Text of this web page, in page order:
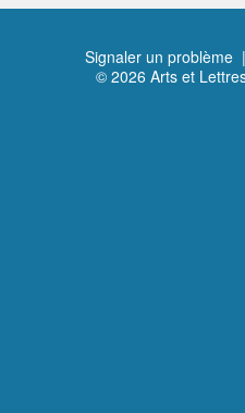
Signaler un problème |
© 2026 Arts et